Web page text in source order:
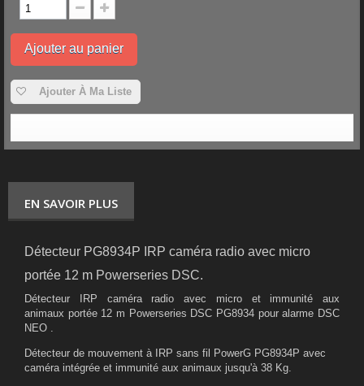
Ajouter au panier
Ajouter À Ma Liste
EN SAVOIR PLUS
Détecteur PG8934P IRP caméra radio avec micro
portée 12 m Powerseries DSC.
Détecteur IRP caméra radio avec micro et immunité aux
animaux portée 12 m Powerseries DSC PG8934 pour alarme DSC
NEO .
Détecteur de mouvement à IRP sans fil PowerG PG8934P avec
caméra intégrée et immunité aux animaux jusqu'à 38 Kg.